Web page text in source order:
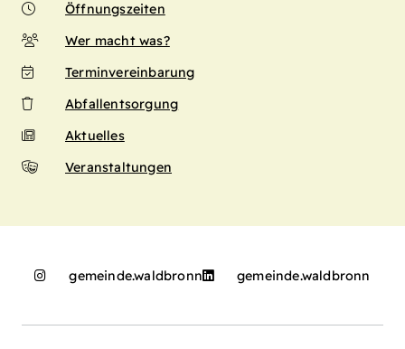
Öffnungszeiten
Wer macht was?
Terminvereinbarung
Abfallentsorgung
Aktuelles
Veranstaltungen
gemeinde.waldbronn gemeinde.waldbronn